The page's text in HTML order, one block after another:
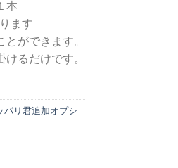
本
ます
ができます。
るだけです。
パリ君追加オプシ